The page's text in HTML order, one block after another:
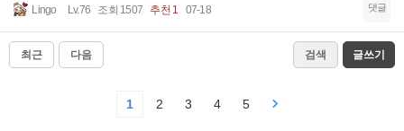
Lingo Lv.76 조회 1507 추천 1 07-18 댓글
최근 다음 검색 글쓰기
1 2 3 4 5